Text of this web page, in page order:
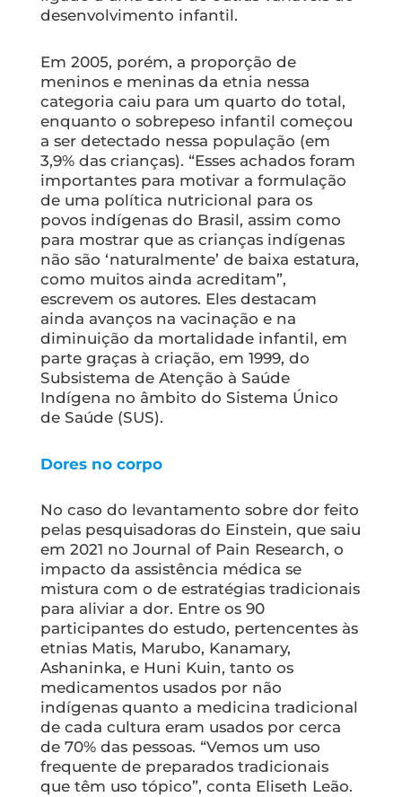
desenvolvimento infantil.
Em 2005, porém, a proporção de
meninos e meninas da etnia nessa
categoria caiu para um quarto do total,
enquanto o sobrepeso infantil começou
a ser detectado nessa população (em
3,9% das crianças). “Esses achados foram
importantes para motivar a formulação
de uma política nutricional para os
povos indígenas do Brasil, assim como
para mostrar que as crianças indígenas
não são ‘naturalmente’ de baixa estatura,
como muitos ainda acreditam”,
escrevem os autores. Eles destacam
ainda avanços na vacinação e na
diminuição da mortalidade infantil, em
parte graças à criação, em 1999, do
Subsistema de Atenção à Saúde
Indígena no âmbito do Sistema Único
de Saúde (SUS).
Dores no corpo
No caso do levantamento sobre dor feito
pelas pesquisadoras do Einstein, que saiu
em 2021 no Journal of Pain Research, o
impacto da assistência médica se
mistura com o de estratégias tradicionais
para aliviar a dor. Entre os 90
participantes do estudo, pertencentes às
etnias Matis, Marubo, Kanamary,
Ashaninka, e Huni Kuin, tanto os
medicamentos usados por não
indígenas quanto a medicina tradicional
de cada cultura eram usados por cerca
de 70% das pessoas. “Vemos um uso
frequente de preparados tradicionais
que têm uso tópico”, conta Eliseth Leão.